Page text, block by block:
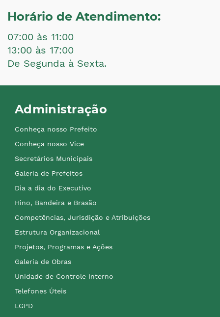
Horário de Atendimento:
07:00 às 11:00
13:00 às 17:00
De Segunda à Sexta.
Administração
Conheça nosso Prefeito
Conheça nosso Vice
Secretários Municipais
Galeria de Prefeitos
Dia a dia do Executivo
Hino, Bandeira e Brasão
Competências, Jurisdição e Atribuições
Estrutura Organizacional
Projetos, Programas e Ações
Galeria de Obras
Unidade de Controle Interno
Telefones Úteis
LGPD